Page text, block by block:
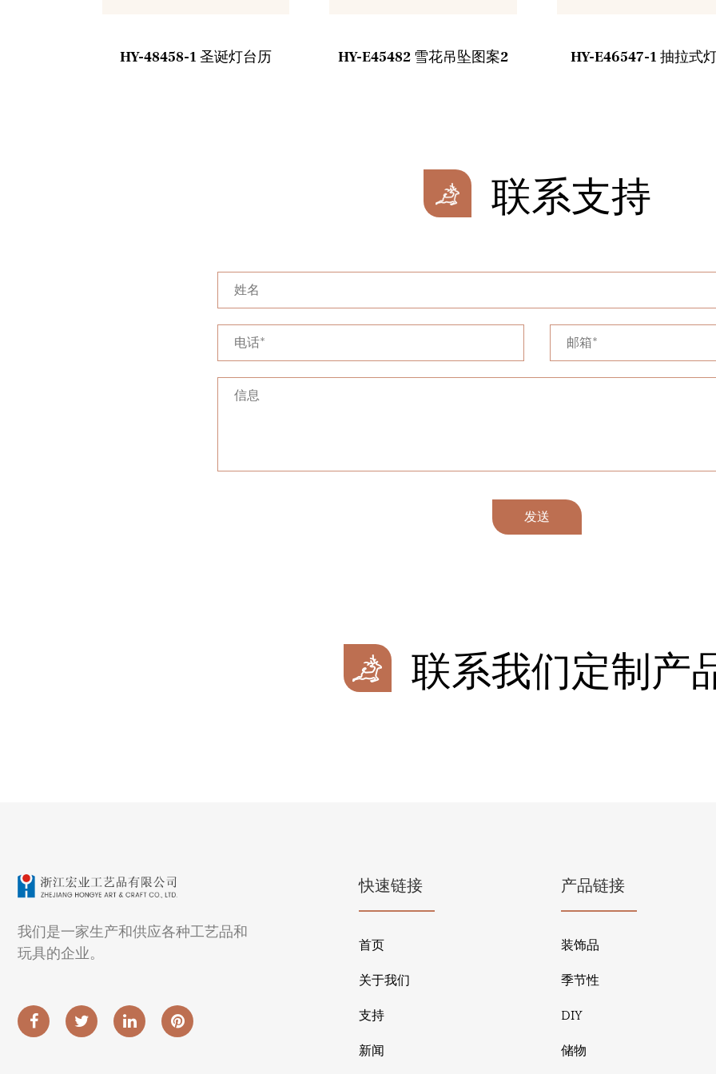
HY-48458-1 圣诞灯台历 HY-E45482 雪花吊坠图案2 HY-E46547-1 抽拉式
联系支持
发送
联系我们定制产
我们是一家生产和供应各种工艺品和
玩具的企业。
快速链接
首页
关于我们
支持
新闻
产品链接
装饰品
季节性
DIY
储物